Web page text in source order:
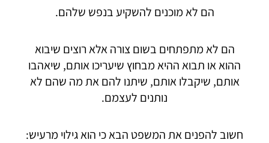
הם לא מוכנים להשקיע בנפש שלהם.
הם לא מתפתחים בשום צורה אלא רוצים שיבוא
ההוא או תבוא ההיא מבחוץ שיעריכו אותם, שיאהבו
אותם, שיקבלו אותם, שיתנו להם את מה שהם לא
נותנים לעצמם.
חשוב להפנים את המשפט הבא כי הוא גילוי מרעיש: